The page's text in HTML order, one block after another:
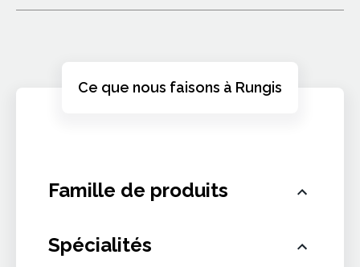
Ce que nous faisons à Rungis
Famille de produits
Horticulture et décoration
Spécialités